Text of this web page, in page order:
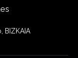
BIZKAIA